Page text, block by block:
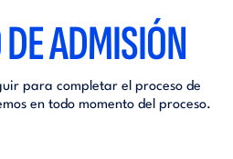
ADMISIÓN
para completar el proceso de
en todo momento del proceso.